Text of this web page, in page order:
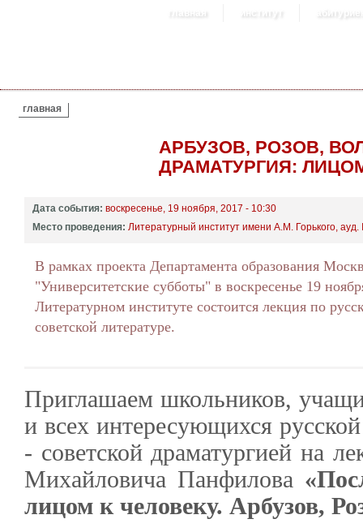
главная институт
ВЫ ЗДЕСЬ
главная
АРБУЗОВ, РОЗОВ,
ДРАМАТУРГИЯ:
Дата события: воскресенье, 19 ноября, 2017 - 10:30
Место проведения: Литературный институт имени А.М. Горького,
В рамках проекта Департамента образования
"Университетские субботы" в воскресенье 19
Литературном институте состоится лекция по
советской литературе.
Приглашаем школьников,
и всех интересующихся
- советской драматургией на
Михайловича Панфилова
лицом к человеку. Арбузов,